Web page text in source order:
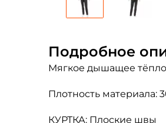
Подробное
Мягкое дышащее
Плотность материала:
КУРТКА: Плоские швы